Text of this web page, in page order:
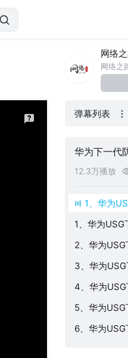
网络
网络之
弹幕列表
华为下一代
12.3万播放
1、华为
sole与
开局吗）
1、华为USG
界面介绍与
理
2、华为
配置（小型
3、华为
略（多个区
4、华为USG
配置（策略
5、华为
工作中常见
6、华为